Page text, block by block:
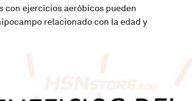
con ejercicios aeróbicos pueden
relacionado con la edad y